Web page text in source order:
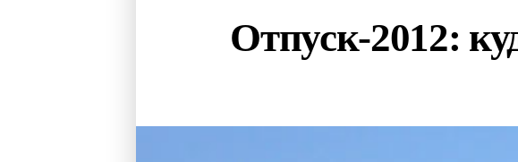
Отпуск-2012: